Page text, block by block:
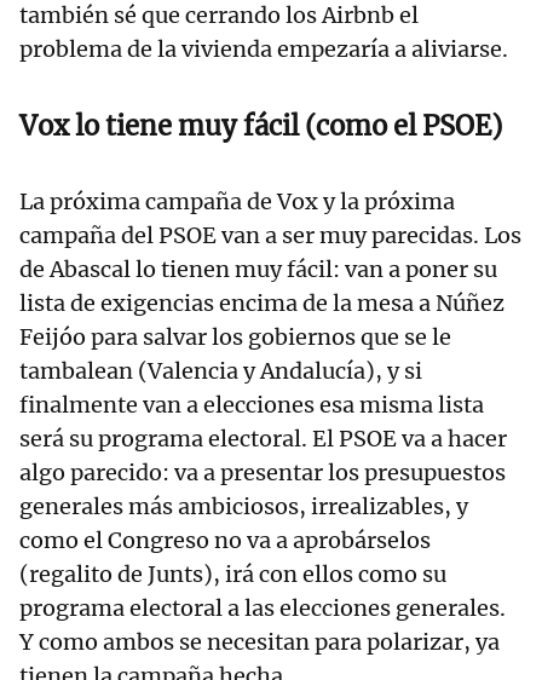
también sé que cerrando los Airbnb el
problema de la vivienda empezaría a aliviarse.
Vox lo tiene muy fácil (como el PSOE)
La próxima campaña de Vox y la próxima
campaña del PSOE van a ser muy parecidas. Los
de Abascal lo tienen muy fácil: van a poner su
lista de exigencias encima de la mesa a Núñez
Feijóo para salvar los gobiernos que se le
tambalean (Valencia y Andalucía), y si
finalmente van a elecciones esa misma lista
será su programa electoral. El PSOE va a hacer
algo parecido: va a presentar los presupuestos
generales más ambiciosos, irrealizables, y
como el Congreso no va a aprobárselos
(regalito de Junts), irá con ellos como su
programa electoral a las elecciones generales.
Y como ambos se necesitan para polarizar, ya